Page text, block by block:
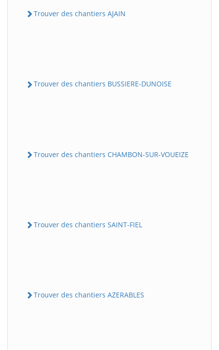
Trouver des chantiers AJAIN
Trouver des chantiers BUSSIERE-DUNOISE
Trouver des chantiers CHAMBON-SUR-VOUEIZE
Trouver des chantiers SAINT-FIEL
Trouver des chantiers AZERABLES